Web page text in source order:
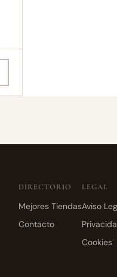
DIRECTORIO
Mejores Tiendas
Contacto
LEGAL
Aviso
Cookies